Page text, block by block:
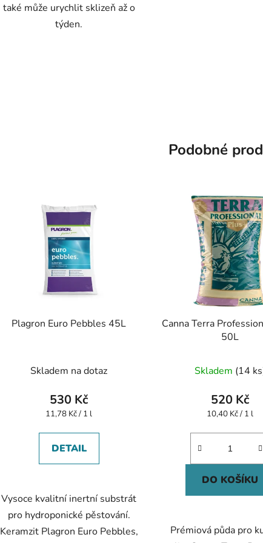
také může urychlit sklizeň až o
týden.
Podobné
Plagron Euro Pebbles 45L
Skladem na dotaz
530 Kč
Měrná
11,78 Kč / 1 l
DETAIL
Vysoce kvalitní inertní substrát
pro hydroponické pěstování.
Keramzit Plagron Euro Pebbles,
Canna Terra
50L
Skladem (14
520 Kč
Měrná
10,40 Kč / 1 l
DO KOŠÍKU
Prémiová půda pro